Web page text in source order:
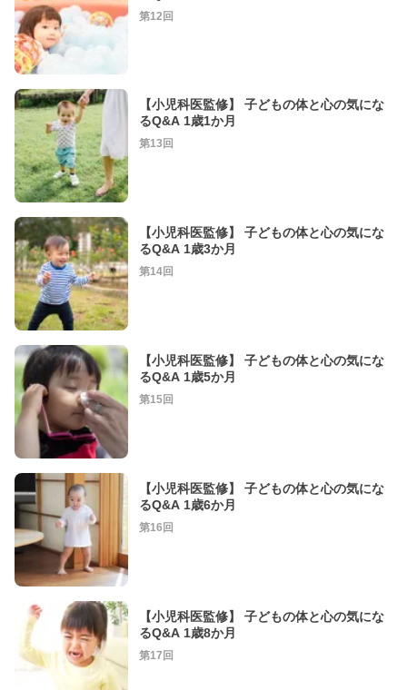
第12回
【小児科医監修】 子どもの体と心の気にな
るQ&A 1歳1か月
第13回
【小児科医監修】 子どもの体と心の気にな
るQ&A 1歳3か月
第14回
【小児科医監修】 子どもの体と心の気にな
るQ&A 1歳5か月
第15回
【小児科医監修】 子どもの体と心の気にな
るQ&A 1歳6か月
第16回
【小児科医監修】 子どもの体と心の気にな
るQ&A 1歳8か月
第17回